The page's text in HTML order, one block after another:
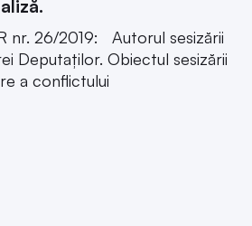
nr. 26/2019: Autorul sesizării
Deputaților. Obiectul sesizării
a conflictului